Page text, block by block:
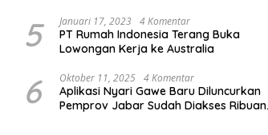
5 Januari 17, 2023 4 Komentar
PT Rumah Indonesia Terang Buka
Lowongan Kerja ke Australia
6 Oktober 11, 2025 4 Komentar
Aplikasi Nyari Gawe Baru Diluncurkan
Pemprov Jabar Sudah Diakses Ribuan